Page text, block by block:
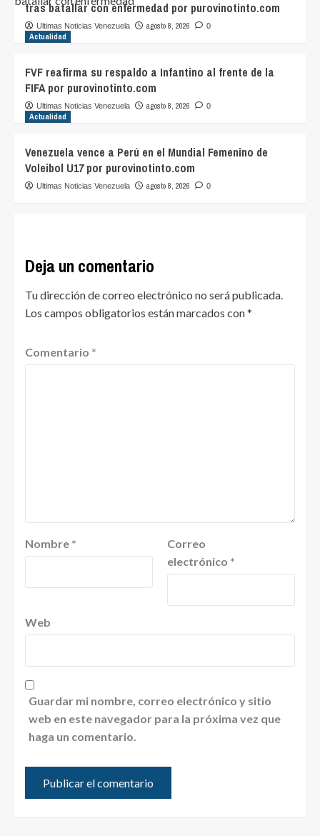
tras batallar con enfermedad por purovinotinto.com
Ultimas Noticias Venezuela agosto 8, 2026 0
Actualidad
FVF reafirma su respaldo a Infantino al frente de la
FIFA por purovinotinto.com
Ultimas Noticias Venezuela agosto 8, 2026 0
Actualidad
Venezuela vence a Perú en el Mundial Femenino de
Voleibol U17 por purovinotinto.com
Ultimas Noticias Venezuela agosto 8, 2026 0
Deja un comentario
Tu dirección de correo electrónico no será publicada.
Los campos obligatorios están marcados con*
Comentario *
Nombre *
Correo
electrónico *
Web
Guardar mi nombre, correo electrónico y sitio
web en este navegador para la próxima vez que
haga un comentario.